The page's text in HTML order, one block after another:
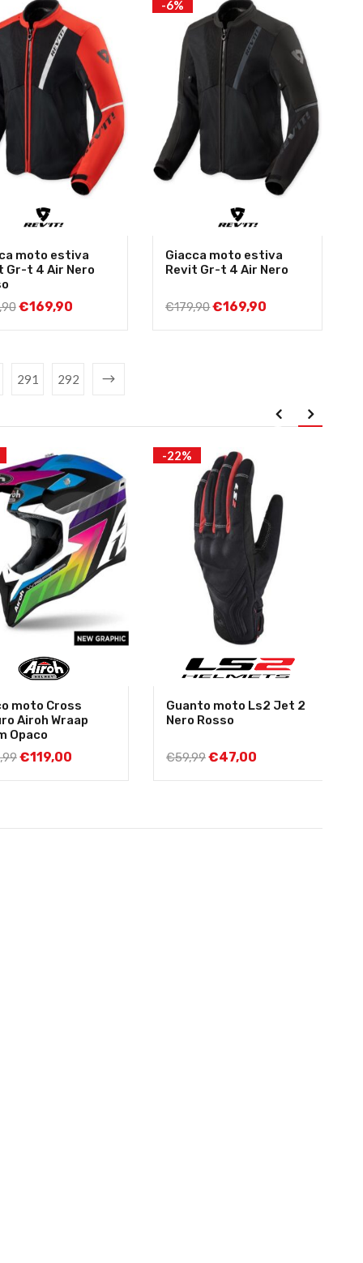
moto estiva
Gr-t 4 Air Nero
€169,90
-6%
Giacca moto estiva
Revit Gr-t 4 Air Nero
€179,90€169,90
291 292
moto Cross
Airoh Wraap
Opaco
€119,00
-22%
Guanto moto Ls2 Jet 2
Nero Rosso
€59,99€47,00